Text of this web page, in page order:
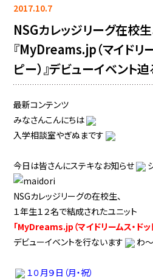
2017.10.7
NSGカレッジリーグ在校
『MyDreams.jp（マイドリ
ピー）』デビューイベント迫
最新コンテンツ
みなさんこんにちは
入学相談室やぎぬまです
今日は皆さんにステキなお知らせ
NSGカレッジリーグの在校生、
１年生１２名で結成されたユニット
「MyDreams.jp（マイドリームス・ドッ
デビューイベントを行ないます
わ
１０月９日（月・祝）